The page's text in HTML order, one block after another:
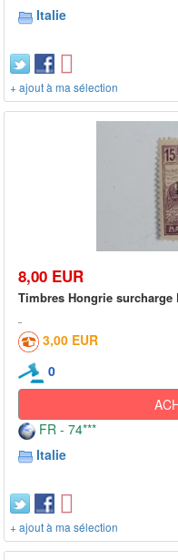
Italie
+ ajout à ma sélection
8,00 EUR
Timbres Hongrie surcharge
3,00 EUR
0
FR - 74***
Italie
+ ajout à ma sélection